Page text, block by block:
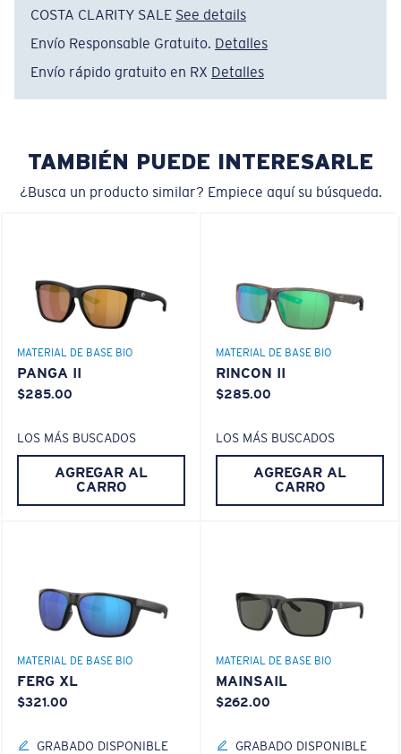
Un frontal de lente amplio diseñado para ajustarse a
rostros de tamaño regular.
Curva base 6 - Cobertura media
Monturas con cobertura y diseño envolvente medios
que valoran el estilo pero siguen ofreciendo el mejor
¿No tiene a mano una regla de medir?
Use esta práctica guía para calcular el ajuste que
M
POLARIZED FILM
LENTE DE POLICARBONATO
Liviano y Resistente a los impactos
El policarbonato son las opciones de material para
lentes más livianas y duraderas
C-WALL
es un enlace molecular resistente a los
rayones
PATENTE DE EE. UU. N.º 7.506.977
COSTA CLARITY SALE See details
Envío Responsable Gratuito. Detalles
Envío rápido gratuito en RX Detalles
TAMBIÉN PUEDE INTERESARLE
¿Busca un producto similar? Empiece aquí su búsqueda.
MATERIAL DE BASE BIO
PANGA II
$285.00
LOS MÁS BUSCADOS
AGREGAR AL
CARRO
MATERIAL DE BASE BIO
RINCON II
$285.00
LOS MÁS BUSCADOS
AGREGAR AL
CARRO
MATERIAL DE BASE BIO
FERG XL
$321.00
GRABADO DISPONIBLE
MATERIAL DE BASE BIO
MAINSAIL
$262.00
GRABADO DISPONIBLE